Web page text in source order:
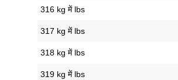
316 kg में lbs
317 kg में lbs
318 kg में lbs
319 kg में lbs